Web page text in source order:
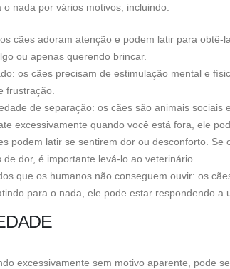
nada por vários motivos, incluindo:
cães adoram atenção e podem latir para
ou apenas querendo brincar.
os cães precisam de estimulação mental e
frustração.
de separação: os cães são animais sociais
excessivamente quando você está fora, ele
podem latir se sentirem dor ou desconforto.
dor, é importante levá-lo ao veterinário.
que os humanos não conseguem ouvir: os
para o nada, ele pode estar respondendo a
excessivamente sem motivo aparente, pode